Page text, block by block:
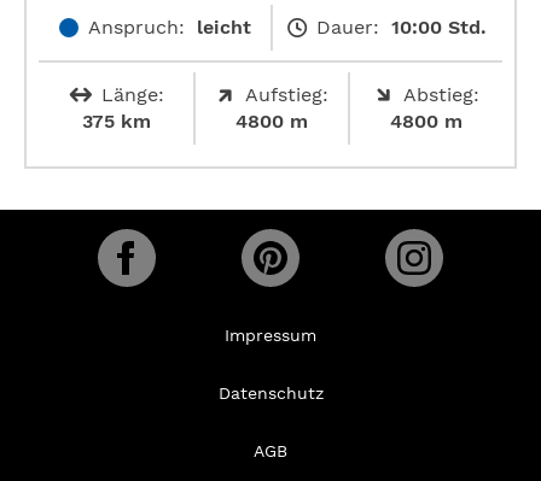
Anspruch: leicht Dauer: 10:00 Std.
Länge:
375 km
Aufstieg:
4800 m
Abstieg:
4800 m
Impressum
Datenschutz
AGB